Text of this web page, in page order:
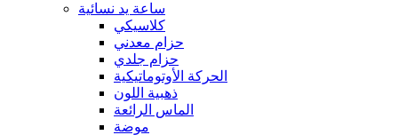
ساعة يد نسائية
كلاسيكي
حزام معدني
حزام جلدي
الحركة الأوتوماتيكية
ذهبية اللون
الماس الرائعة
موضة